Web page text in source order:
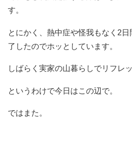
す。
とにかく、熱中症や怪我もなく2
了したのでホッとしています。
しばらく実家の山暮らしでリフレ
というわけで今日はこの辺で。
ではまた。